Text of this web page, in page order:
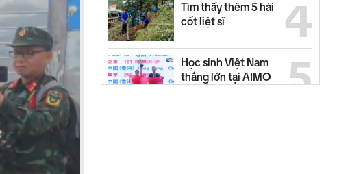
4
Tìm thấy thêm 5 hài
cốt liệt sĩ
5
Học sinh Việt Nam
thắng lớn tại AIMO